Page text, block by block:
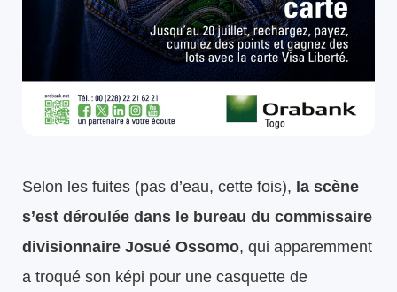
Selon les fuites (pas d’eau, cette fois), la scène
s’est déroulée dans le bureau du commissaire
divisionnaire Josué Ossomo, qui apparemment
a troqué son képi pour une casquette de